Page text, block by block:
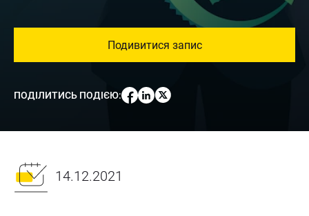
Подивитися запис
ПОДІЛИТИСЬ ПОДІЄЮ:
14.12.2021